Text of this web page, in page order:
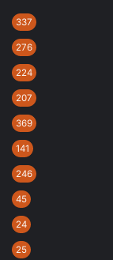
337
276
224
207
369
141
246
45
24
25